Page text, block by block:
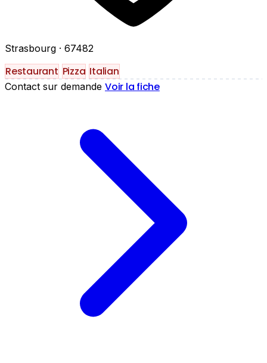
Strasbourg · 67482
Restaurant Pizza Italian
Contact sur demande Voir la fiche